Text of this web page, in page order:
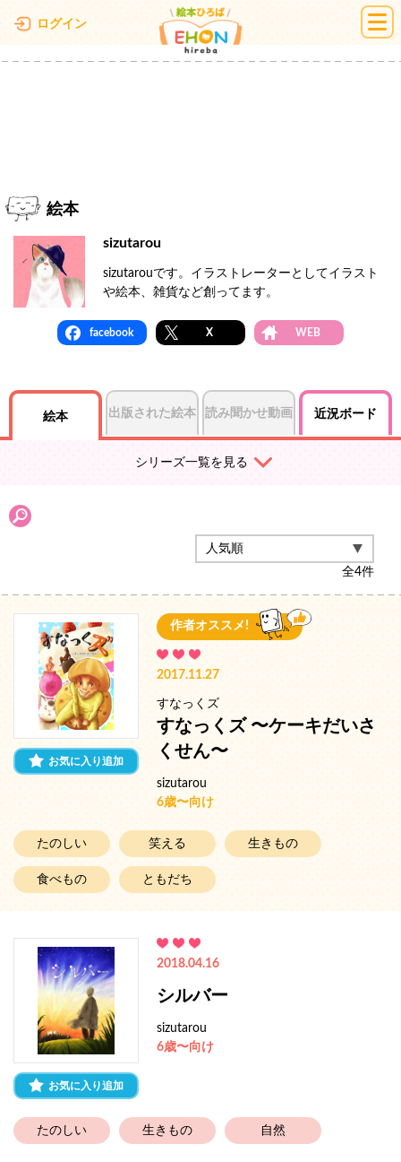
ログイン 絵本ひろば
絵本
sizutarou
sizutarouです。イラストレーターとしてイラスト
や絵本、雑貨など創ってます。
facebook X WEB
絵本 出版された絵本 読み聞かせ動画 近況ボード
シリーズ一覧を見る
全4件
お気に入り追加
作者オススメ!
2017.11.27
すなっくズ
すなっくズ 〜ケーキだいさ
くせん〜
sizutarou
6歳〜向け
たのしい 笑える 生きもの
食べもの ともだち
お気に入り追加
2018.04.16
シルバー
sizutarou
6歳〜向け
たのしい 生きもの 自然